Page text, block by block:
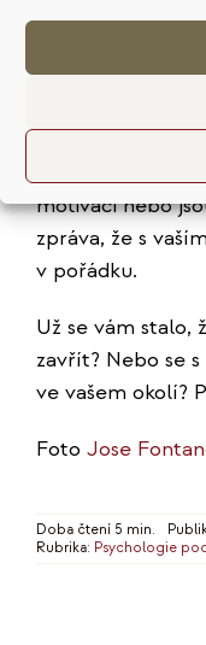
v jedné firmě,
v dobrých
setrvávat.
vám lidé často
motivaci nebo
zpráva, že s
v pořádku.
Už se vám stalo,
zavřít? Nebo se
ve vašem okolí?
Foto Jose
Doba čtení 5 min.
Rubrika: Psychologie